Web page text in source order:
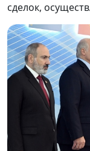
сделок,